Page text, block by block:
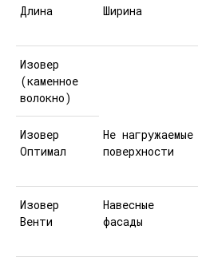
Длина Ширина
Изовер
(каменное
волокно)
Изовер
Оптимал
Не нагружаемые
поверхности
Изовер
Венти
Навесные
фасады